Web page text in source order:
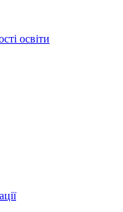
освіти